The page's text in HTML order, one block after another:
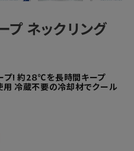
プ ネックリング
プ! 約2８℃を長時間キープ
用 冷蔵不要の冷却材でクール